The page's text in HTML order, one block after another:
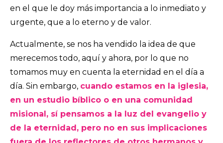
en el que le doy más importancia a lo inmediato y
urgente, que a lo eterno y de valor.
Actualmente, se nos ha vendido la idea de que
merecemos todo, aquí y ahora, por lo que no
tomamos muy en cuenta la eternidad en el día a
día. Sin embargo, cuando estamos en la iglesia,
en un estudio bíblico o en una comunidad
misional, sí pensamos a la luz del evangelio y
de la eternidad, pero no en sus implicaciones